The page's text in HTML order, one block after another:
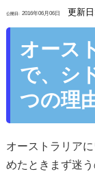
2016年06月06日
オース
で、シ
つの理
オーストラリア
めたときまず迷